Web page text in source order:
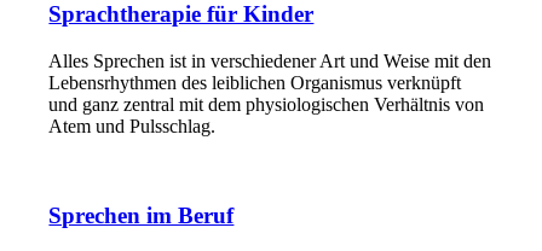
Sprachtherapie für Kinder
Alles Sprechen ist in verschiedener Art und Weise mit den
Lebensrhythmen des leiblichen Organismus verknüpft
und ganz zentral mit dem physiologischen Verhältnis von
Atem und Pulsschlag.
Sprechen im Beruf